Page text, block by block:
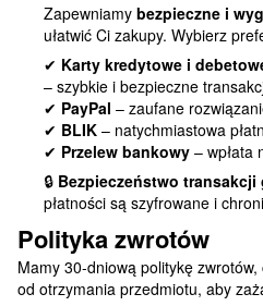
Zapewniamy bezpieczne i
ułatwić Ci zakupy. Wybierz
✔ Karty kredytowe i
– szybkie i bezpieczne
✔ PayPal – zaufane
✔ BLIK – natychmiastowa
✔ Przelew bankowy – wpłata
🔒 Bezpieczeństwo transakcji
płatności są szyfrowane i
Polityka zwrotów
Mamy 30-dniową politykę
od otrzymania przedmiotu, aby